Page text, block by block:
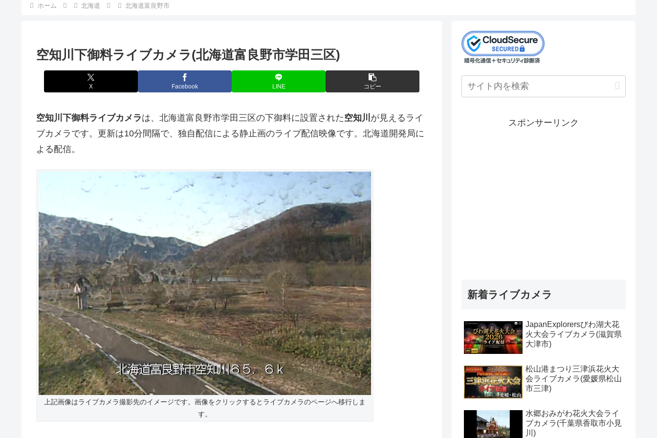
ホーム 北海道 北海道富良野市
空知川下御料ライブカメラ(北海道富良野市学田三区)
X Facebook LINE コピー
空知川下御料ライブカメラは、北海道富良野市学田三区の下御料に設置された空知川 が見えるライ
ブカメラです。更新は10分間隔で、独自配信による静止画のライブ配信映像です。北海道開発局に
よる配信。
上記画像はライブカメラ撮影先のイメージです。画像をクリックするとライブカメラのページへ移行しま
す。
スポンサーリンク
新着ライブカメラ
JapanExplorersびわ湖大花
火大会ライブカメラ(滋賀県
大津市)
松山港まつり三津浜花火大
会ライブカメラ(愛媛県松山
市三津)
水郷おみがわ花火大会ライ
ブカメラ(千葉県香取市小見
川)